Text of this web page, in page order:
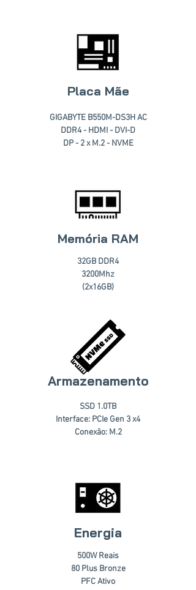
Placa Mãe
GIGABYTE B550M-DS3H AC
DDR4 - HDMI - DVI-D
DP - 2 x M.2 - NVME
Memória RAM
32GB DDR4
3200Mhz
(2x16GB)
Armazenamento
SSD 1.0TB
Interface: PCIe Gen 3 x4
Conexão: M.2
Energia
500W Reais
80 Plus Bronze
PFC Ativo